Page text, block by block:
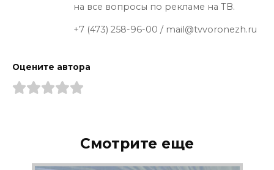
на все вопросы по рекламе на ТВ.
+7 (473) 258-96-00 / mail@tvvoronezh.ru
Оцените автора
Смотрите еще